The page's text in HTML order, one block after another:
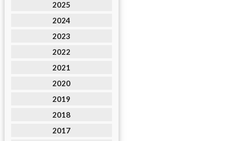
2025
2024
2023
2022
2021
2020
2019
2018
2017